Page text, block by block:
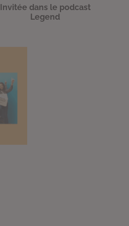
Invitée dans le podcast
Legend